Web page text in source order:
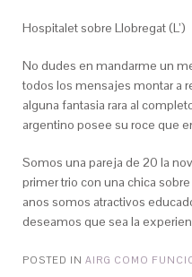
Hospitalet sobre Llobregat (L’)
No dudes en mandarme un
todos los mensajes montar a
alguna fantasia rara al
argentino posee su roce que
Somos una pareja de 20 la
primer trio con una chica
anos somos atractivos
deseamos que sea la
POSTED IN AIRG COMO